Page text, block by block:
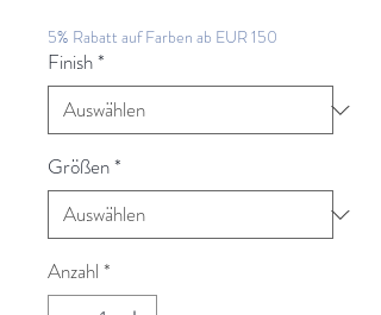
5% Rabatt auf Farben ab EUR 150
Finish*
Größen*
Anzahl *